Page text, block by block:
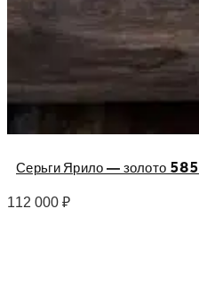
Серьги Ярило — золото 585
112 000 ₽